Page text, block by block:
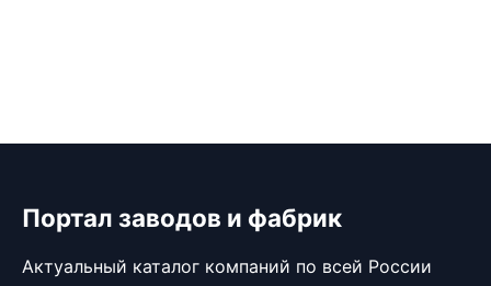
Портал заводов и фабрик
Актуальный каталог компаний по всей России